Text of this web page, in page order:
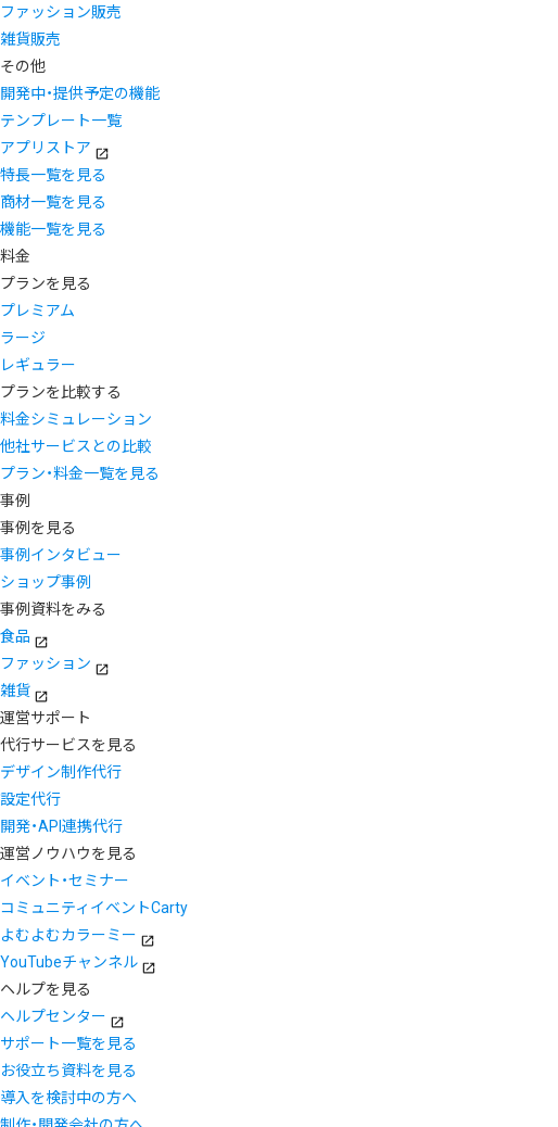
ファッション販売
雑貨販売
その他
開発中・提供予定の機能
テンプレート一覧
アプリストア
特長一覧を見る
商材一覧を見る
機能一覧を見る
料金
プランを見る
プレミアム
ラージ
レギュラー
プランを比較する
料金シミュレーション
他社サービスとの比較
プラン・料金一覧を見る
事例
事例を見る
事例インタビュー
ショップ事例
事例資料をみる
食品
ファッション
雑貨
運営サポート
代行サービスを見る
デザイン制作代行
設定代行
開発・API連携代行
運営ノウハウを見る
イベント・セミナー
コミュニティイベントCarty
よむよむカラーミー
YouTubeチャンネル
ヘルプを見る
ヘルプセンター
サポート一覧を見る
お役立ち資料を見る
導入を検討中の方へ